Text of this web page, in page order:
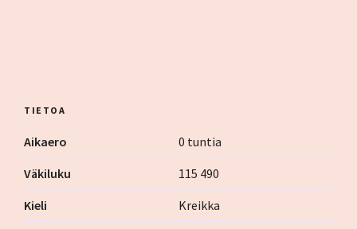
TIETOA
Aikaero
0 tuntia
Väkiluku
115 490
Kieli
Kreikka